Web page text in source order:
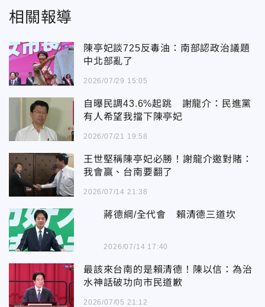
相關報導
陳亭妃談725反毒油：南部認政治議題
中北部亂了
2026/07/29 15:05
自曝民調43.6%起跳 謝龍介：民進黨
有人希望我擋下陳亭妃
2026/07/21 19:58
王世堅稱陳亭妃必勝！謝龍介邀對賭：
我會贏、台南要翻了
2026/07/14 21:38
蔣德綱/全代會 賴清德三道坎
2026/07/14 17:40
最該來台南的是賴清德！陳以信：為治
水神話破功向市民道歉
2026/07/05 21:12